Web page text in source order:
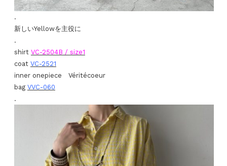
.
新しいYellowを主役に
.
shirt VC-2504B / size1
coat VC-2521
inner onepiece Véritécoeur
bag VVC-060
.